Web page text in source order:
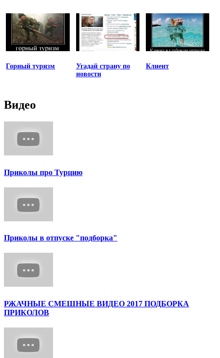
Горный туризм
Угадай страну по
новости
Клиент
Видео
Приколы про Турцию
Приколы в отпуске "подборка"
РЖАЧНЫЕ СМЕШНЫЕ ВИДЕО 2017 ПОДБОРКА
ПРИКОЛОВ